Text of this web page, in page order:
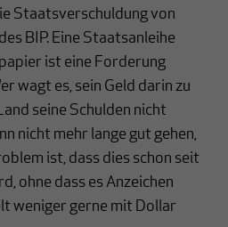
Staatsverschuldung von
BIP. Eine Staatsanleihe
ist eine Forderung
wagt es, sein Geld darin zu
seine Schulden nicht
nicht mehr lange gut gehen,
ist, dass dies schon seit
ohne dass es Anzeichen
weniger gerne mit Dollar